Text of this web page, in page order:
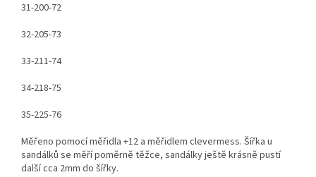
31-200-72
32-205-73
33-211-74
34-218-75
35-225-76
Měřeno pomocí měřidla +12 a měřidlem clevermess. Šířka u
sandálků se měří poměrně těžce, sandálky ještě krásně pustí
další cca 2mm do šířky.